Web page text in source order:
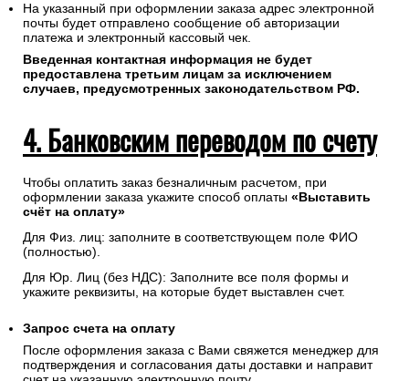
На указанный при оформлении заказа адрес электронной
почты будет отправлено сообщение об авторизации
платежа и электронный кассовый чек.
Введенная контактная информация не будет
предоставлена третьим лицам за исключением
случаев, предусмотренных законодательством РФ.
4. Банковским переводом по счету
Чтобы оплатить заказ безналичным расчетом, при
оформлении заказа укажите способ оплаты «Выставить
счёт на оплату»
Для Физ. лиц: заполните в соответствующем поле ФИО
(полностью).
Для Юр. Лиц (без НДС): Заполните все поля формы и
укажите реквизиты, на которые будет выставлен счет.
Запрос счета на оплату
После оформления заказа с Вами свяжется менеджер для
подтверждения и согласования даты доставки и направит